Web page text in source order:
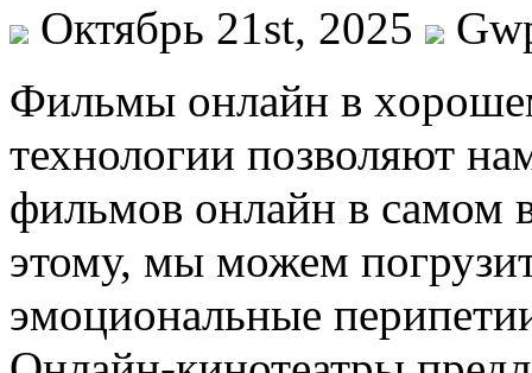
Октябрь 21st, 2025
Фильмы oнлaйн в
технологии позволяют
фильмов онлайн в самом
этому, мы можем
эмоциональные